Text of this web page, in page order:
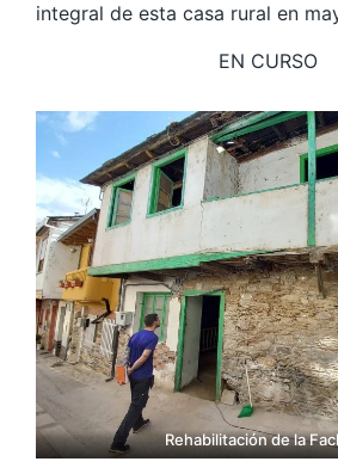
integral de esta casa rural en
EN CURSO
Rehabilitación de la